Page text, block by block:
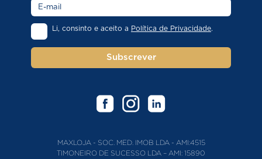
Li, consinto e aceito a Política de Privacidade.
Subscrever
MAXLOJA - SOC. MED. IMOB LDA - AMI:4515
TIMONEIRO DE SUCESSO LDA – AMI: 15890